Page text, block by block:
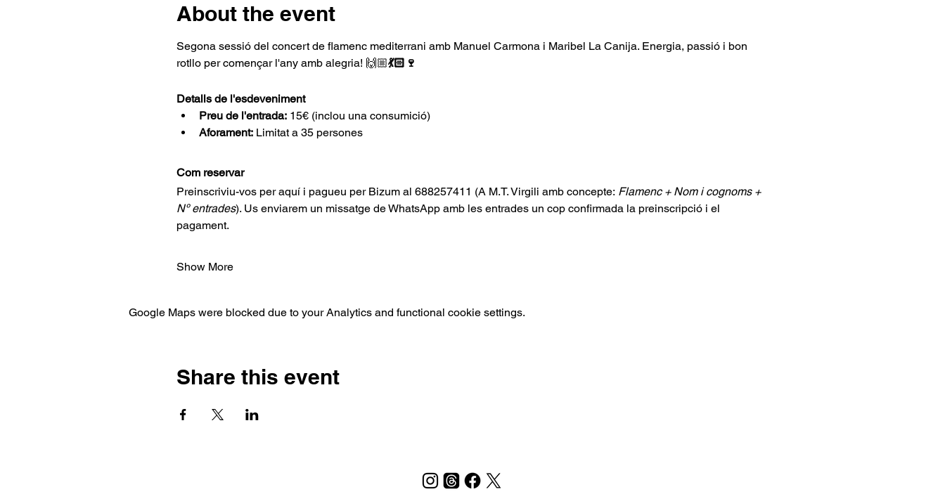
About the event
Segona sessió del concert de flamenc mediterrani amb Manuel Carmona i Maribel La Canija. Energia, passió i bon
rotllo per començar l'any amb alegria! 🙌🏼💃🏻🍷
Detalls de l'esdeveniment
Preu de l'entrada: 15€ (inclou una consumició)
Aforament: Limitat a 35 persones
Com reservar
Preinscriviu-vos per aquí i pagueu per Bizum al 688257411 (A M.T. Virgili amb concepte: Flamenc + Nom i cognoms +
Nº entrades). Us enviarem un missatge de WhatsApp amb les entrades un cop confirmada la preinscripció i el
pagament.
Show More
Google Maps were blocked due to your Analytics and functional cookie settings.
Share this event